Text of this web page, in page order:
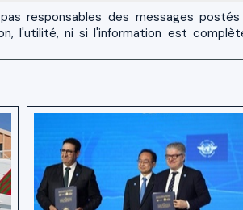
responsables des messages
l'utilité, ni si l'information est